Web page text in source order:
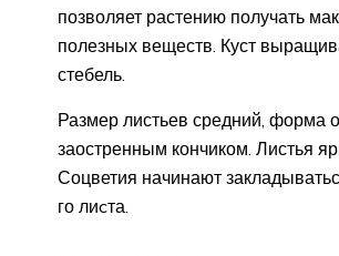
позволяет растению получать
полезных веществ. Куст
стебель.
Размер листьев средний, форма
заостренным кончиком. Листья
Соцветия начинают
го лиcта.